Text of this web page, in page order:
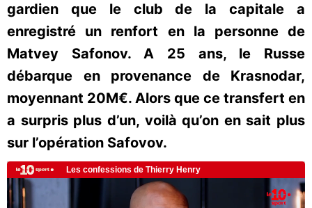
gardien que le club de la capitale a
enregistré un renfort en la personne de
Matvey Safonov. A 25 ans, le Russe
débarque en provenance de Krasnodar,
moyennant 20M€. Alors que ce transfert en
a surpris plus d’un, voilà qu’on en sait plus
sur l’opération Safovov.